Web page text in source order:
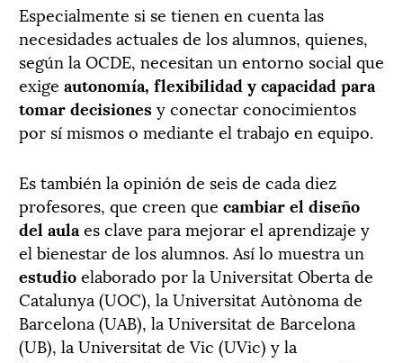
Especialmente si se tienen en cuenta las
necesidades actuales de los alumnos, quienes,
según la OCDE, necesitan un entorno social que
exige autonomía, flexibilidad y capacidad para
tomar decisionesy conectar conocimientos
por sí mismos o mediante el trabajo en equipo.
Es también la opinión de seis de cada diez
profesores, que creen que cambiar el diseño
del aula es clave para mejorar el aprendizaje y
el bienestar de los alumnos. Así lo muestra un
estudioelaborado por la Universitat Oberta de
Catalunya (UOC), la Universitat Autònoma de
Barcelona (UAB), la Universitat de Barcelona
(UB), la Universitat de Vic (UVic) y la